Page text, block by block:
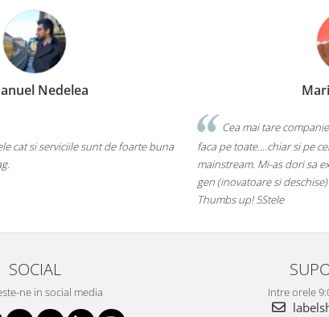
Nedelea
cat si serviciile sunt de foarte buna
Cea mai tare
faca pe toate....chiar si pe
mainstream. Mi-as dori sa
gen (inovatoare si
Thumbs up! 5Stele
SOCIAL
ne in social media Intre orele